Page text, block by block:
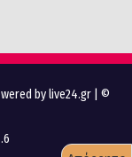
by live24.gr | ©